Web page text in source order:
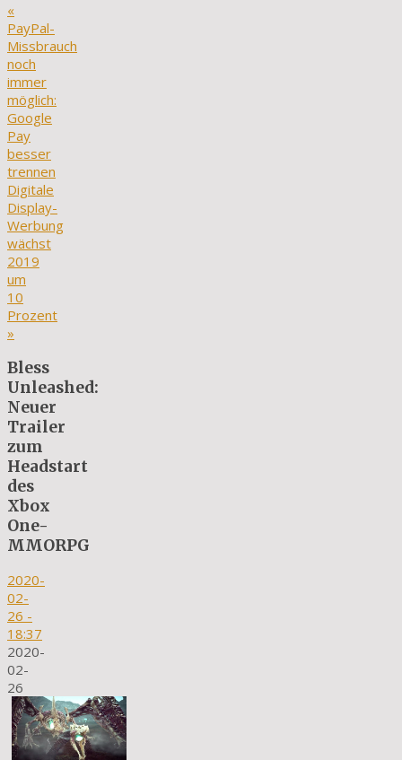
«
PayPal-
Missbrauch
noch
immer
möglich:
Google
Pay
besser
trennen
Digitale
Display-
Werbung
wächst
2019
um
10
Prozent
»
Bless
Unleashed:
Neuer
Trailer
zum
Headstart
des
Xbox
One-
MMORPG
2020-
02-
26 -
18:37
2020-
02-
26